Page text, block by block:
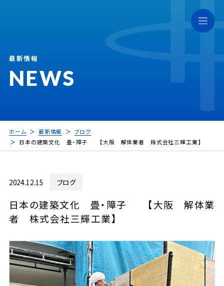
NEWS
最新情報
ホーム 最新情報
ブログ
日本の建築文化 畳・障子 【大阪 解体業者 株式会社三輝工業】
2024.12.15 ブログ
日本の建築文化 畳・障子 【大阪 解体業
者 株式会社三輝工業】